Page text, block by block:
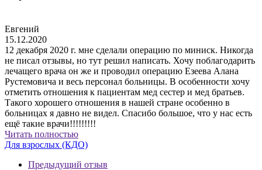
Евгений
15.12.2020
12 декабря 2020 г. мне сделали операцию по миниск. Никогда
не писал отзывы, но тут решил написать. Хочу поблагодарить
лечащего врача он же и проводил операцию Езеева Алана
Рустемовича и весь персонал больницы. В особенности хочу
отметить отношения к пациентам мед сестер и мед братьев.
Такого хорошего отношения в нашей стране особенно в
больницах я давно не видел. Спасибо большое, что у нас есть
ещё такие врачи!!!!!!!!!
Читать полностью
Для взрослых (КДО)
Предыдущий отзыв